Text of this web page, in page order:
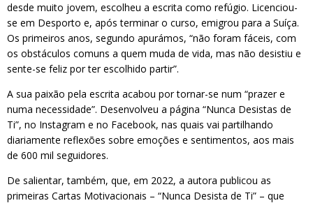
desde muito jovem, escolheu a escrita como refúgio. Licenciou-
se em Desporto e, após terminar o curso, emigrou para a Suíça.
Os primeiros anos, segundo apurámos, “não foram fáceis, com
os obstáculos comuns a quem muda de vida, mas não desistiu e
sente-se feliz por ter escolhido partir”.
A sua paixão pela escrita acabou por tornar-se num “prazer e
numa necessidade”. Desenvolveu a página “Nunca Desistas de
Ti”, no Instagram e no Facebook, nas quais vai partilhando
diariamente reflexões sobre emoções e sentimentos, aos mais
de 600 mil seguidores.
De salientar, também, que, em 2022, a autora publicou as
primeiras Cartas Motivacionais – “Nunca Desista de Ti” – que